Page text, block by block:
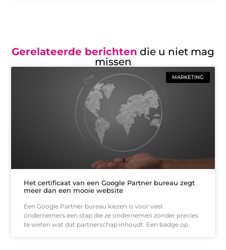
Gerelateerde berichten die u niet mag
missen
MARKETING
Het certificaat van een Google Partner bureau zegt
meer dan een mooie website
Een Google Partner bureau kiezen is voor veel
ondernemers een stap die ze ondernemen zonder precies
te weten wat dat partnerschap inhoudt. Een badge op